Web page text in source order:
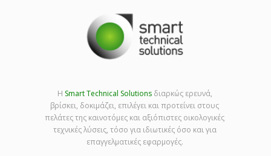
Η Smart Technical Solutionsδιαρκώς ερευνά,
βρίσκει, δοκιμάζει, επιλέγει και προτείνει στους
πελάτες της καινοτόμες και αξιόπιστες οικολογικές
τεχνικές λύσεις, τόσο για ιδιωτικές όσο και για
επαγγελματικές εφαρμογές.